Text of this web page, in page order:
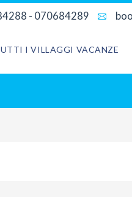
- 070684289
I VILLAGGI VACANZE